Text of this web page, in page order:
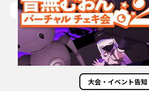
大会・イベント告知